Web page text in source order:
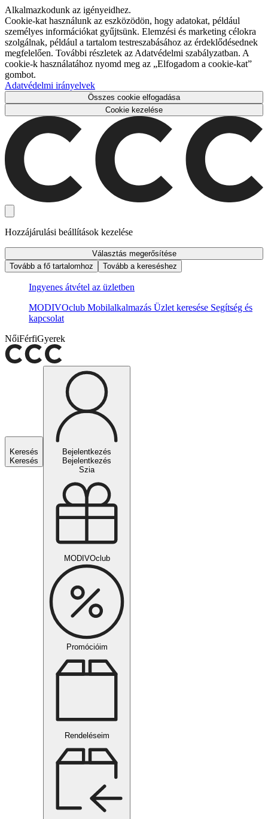
Alkalmazkodunk az igényeidhez.
Cookie-kat használunk az eszközödön, hogy adatokat, például
személyes információkat gyűjtsünk. Elemzési és marketing célokra
szolgálnak, például a tartalom testreszabásához az érdeklődésednek
megfelelően. További részletek az Adatvédelmi szabályzatban. A
cookie-k használatához nyomd meg az „Elfogadom a cookie-kat”
gombot.
Adatvédelmi irányelvek
Összes cookie elfogadása
Cookie kezelése
Hozzájárulási beállítások kezelése
Választás megerősítése
Tovább a fő tartalomhoz
Tovább a kereséshez
Ingyenes átvétel az üzletben
MODIVOclub Mobilalkalmazás Üzlet keresése Segítség és
kapcsolat
NőiFérfiGyerek
Keresés
Keresés
Bejelentkezés
Bejelentkezés
Szia
MODIVOclub
Promócióim
Rendeléseim